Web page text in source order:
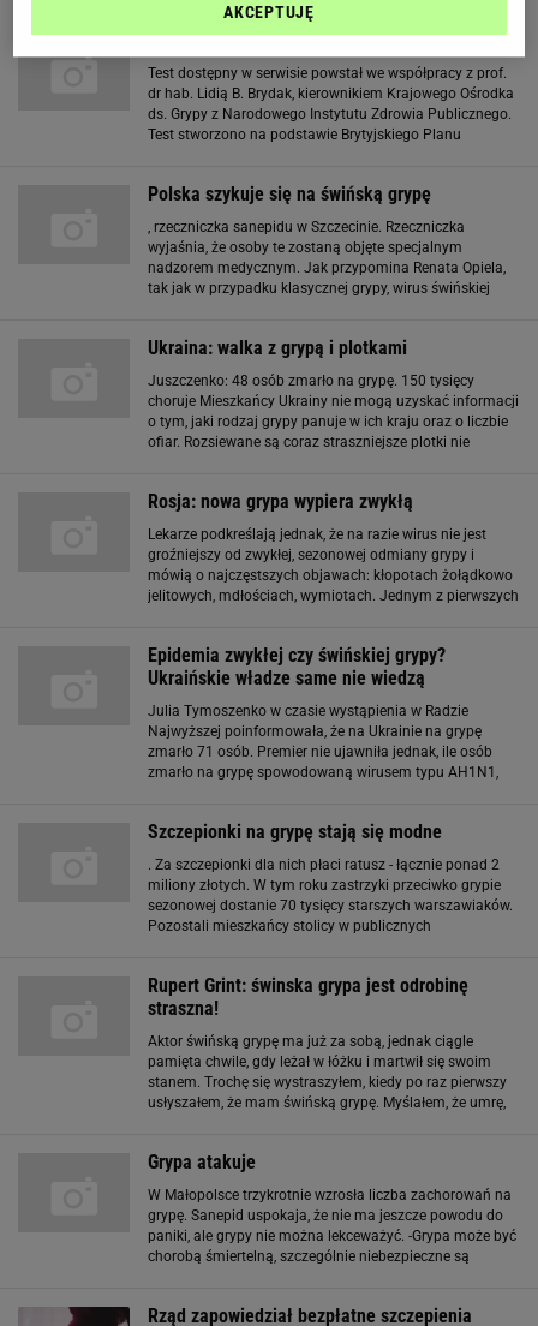
Sprawdź online, czy masz grypę
Test dostępny w serwisie powstał we współpracy z prof.
dr hab. Lidią B. Brydak, kierownikiem Krajowego Ośrodka
ds. Grypy z Narodowego Instytutu Zdrowia Publicznego.
Test stworzono na podstawie Brytyjskiego Planu
Polska szykuje się na świńską grypę
, rzeczniczka sanepidu w Szczecinie. Rzeczniczka
wyjaśnia, że osoby te zostaną objęte specjalnym
nadzorem medycznym. Jak przypomina Renata Opiela,
tak jak w przypadku klasycznej grypy, wirus świńskiej
poinformował, że port
Ukraina: walka z grypą i plotkami
Juszczenko: 48 osób zmarło na grypę. 150 tysięcy
choruje Mieszkańcy Ukrainy nie mogą uzyskać informacji
o tym, jaki rodzaj grypy panuje w ich kraju oraz o liczbie
ofiar. Rozsiewane są coraz straszniejsze plotki nie
Rosja: nowa grypa wypiera zwykłą
Lekarze podkreślają jednak, że na razie wirus nie jest
groźniejszy od zwykłej, sezonowej odmiany grypy i
mówią o najczęstszych objawach: kłopotach żołądkowo
jelitowych, mdłościach, wymiotach. Jednym z pierwszych
Epidemia zwykłej czy świńskiej grypy?
Ukraińskie władze same nie wiedzą
Julia Tymoszenko w czasie wystąpienia w Radzie
Najwyższej poinformowała, że na Ukrainie na grypę
zmarło 71 osób. Premier nie ujawniła jednak, ile osób
zmarło na grypę spowodowaną wirusem typu AH1N1,
Szczepionki na grypę stają się modne
. Za szczepionki dla nich płaci ratusz - łącznie ponad 2
miliony złotych. W tym roku zastrzyki przeciwko grypie
sezonowej dostanie 70 tysięcy starszych warszawiaków.
Pozostali mieszkańcy stolicy w publicznych
Rupert Grint: świnska grypa jest odrobinę
straszna!
Aktor świńską grypę ma już za sobą, jednak ciągle
pamięta chwile, gdy leżał w łóżku i martwił się swoim
stanem. Trochę się wystraszyłem, kiedy po raz pierwszy
usłyszałem, że mam świńską grypę. Myślałem, że umrę,
Grypa atakuje
W Małopolsce trzykrotnie wzrosła liczba zachorowań na
grypę. Sanepid uspokaja, że nie ma jeszcze powodu do
paniki, ale grypy nie można lekceważyć. -Grypa może być
chorobą śmiertelną, szczególnie niebezpieczne są
Rząd zapowiedział bezpłatne szczepienia
AKCEPTUJĘ